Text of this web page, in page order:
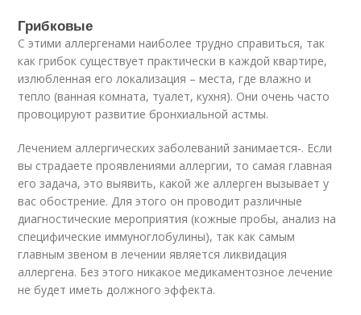
Грибковые
С этими аллергенами наиболее трудно справиться, так
как грибок существует практически в каждой квартире,
излюбленная его локализация – места, где влажно и
тепло (ванная комната, туалет, кухня). Они очень часто
провоцируют развитие бронхиальной астмы.
Лечением аллергических заболеваний занимается-. Если
вы страдаете проявлениями аллергии, то самая главная
его задача, это выявить, какой же аллерген вызывает у
вас обострение. Для этого он проводит различные
диагностические мероприятия (кожные пробы, анализ на
специфические иммуноглобулины), так как самым
главным звеном в лечении является ликвидация
аллергена. Без этого никакое медикаментозное лечение
не будет иметь должного эффекта.